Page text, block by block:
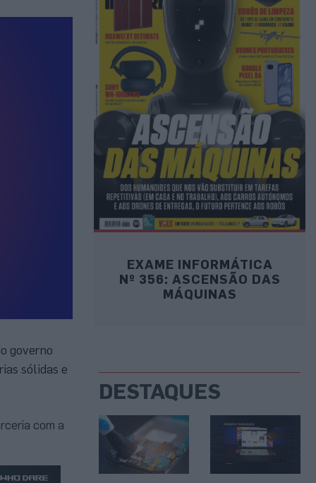
governo
sólidas e
com a
EXAME INFORMÁTICA
Nº 356: ASCENSÃO DAS
MÁQUINAS
DESTAQUES